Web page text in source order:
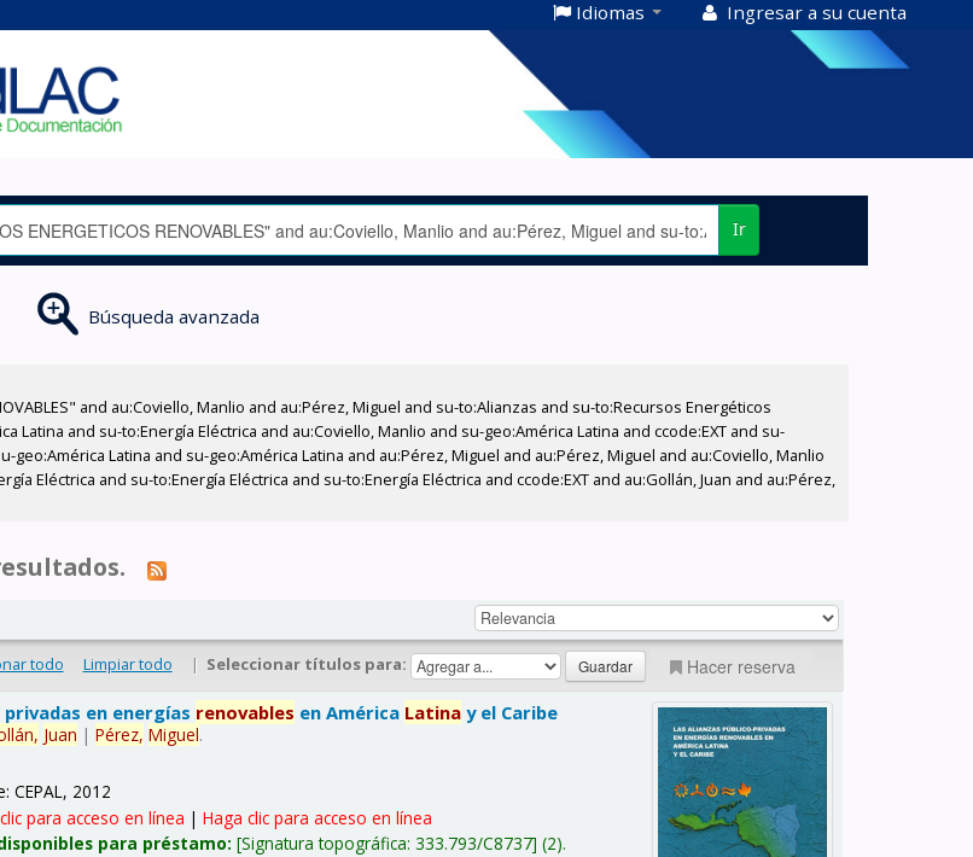
Idiomas Ingresar a su cuenta
Ir
Búsqueda avanzada
and au:Coviello, Manlio and au:Pérez, Miguel and su-to:Alianzas and su-to:Recursos Energéticos
Latina and su-to:Energía Eléctrica and au:Coviello, Manlio and su-geo:América Latina and ccode:EXT and su-
geo:América Latina and su-geo:América Latina and au:Pérez, Miguel and au:Pérez, Miguel and au:Coviello, Manlio
Eléctrica and su-to:Energía Eléctrica and su-to:Energía Eléctrica and ccode:EXT and au:Gollán, Juan and au:Pérez,
todo Limpiar todo | Seleccionar títulos para: Hacer reserva
en energías renovables en América Latina y el Caribe
Juan |Pérez, Miguel.
CEPAL, 2012
para acceso en línea |Haga clic para acceso en línea
para préstamo: Signatura topográfica:333.793/C8737 (2).